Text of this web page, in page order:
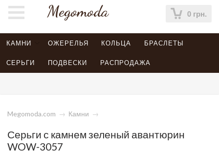
Megomoda 0 грн.
КАМНИ ОЖЕРЕЛЬЯ КОЛЬЦА БРАСЛЕТЫ
СЕРЬГИ ПОДВЕСКИ РАСПРОДАЖА
Megomoda.com → Камни →
Серьги с камнем зеленый авантюрин
WOW-3057